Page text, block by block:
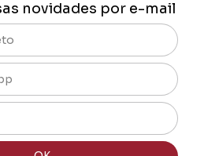
novidades por e-mail